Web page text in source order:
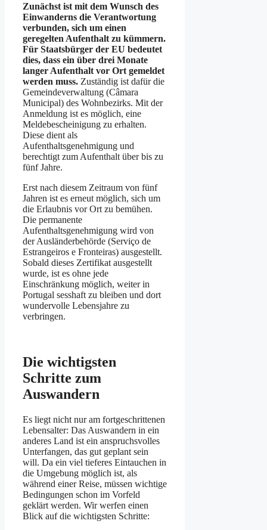
Zunächst ist mit dem Wunsch des
Einwanderns die Verantwortung
verbunden, sich um einen
geregelten Aufenthalt zu kümmern.
Für Staatsbürger der EU bedeutet
dies, dass ein über drei Monate
langer Aufenthalt vor Ort gemeldet
werden muss. Zuständig ist dafür die
Gemeindeverwaltung (Câmara
Municipal) des Wohnbezirks. Mit der
Anmeldung ist es möglich, eine
Meldebescheinigung zu erhalten.
Diese dient als
Aufenthaltsgenehmigung und
berechtigt zum Aufenthalt über bis zu
fünf Jahre.
Erst nach diesem Zeitraum von fünf
Jahren ist es erneut möglich, sich um
die Erlaubnis vor Ort zu bemühen.
Die permanente
Aufenthaltsgenehmigung wird von
der Ausländerbehörde (Serviço de
Estrangeiros e Fronteiras) ausgestellt.
Sobald dieses Zertifikat ausgestellt
wurde, ist es ohne jede
Einschränkung möglich, weiter in
Portugal sesshaft zu bleiben und dort
wundervolle Lebensjahre zu
verbringen.
Die wichtigsten
Schritte zum
Auswandern
Es liegt nicht nur am fortgeschrittenen
Lebensalter: Das Auswandern in ein
anderes Land ist ein anspruchsvolles
Unterfangen, das gut geplant sein
will. Da ein viel tieferes Eintauchen in
die Umgebung möglich ist, als
während einer Reise, müssen wichtige
Bedingungen schon im Vorfeld
geklärt werden. Wir werfen einen
Blick auf die wichtigsten Schritte: